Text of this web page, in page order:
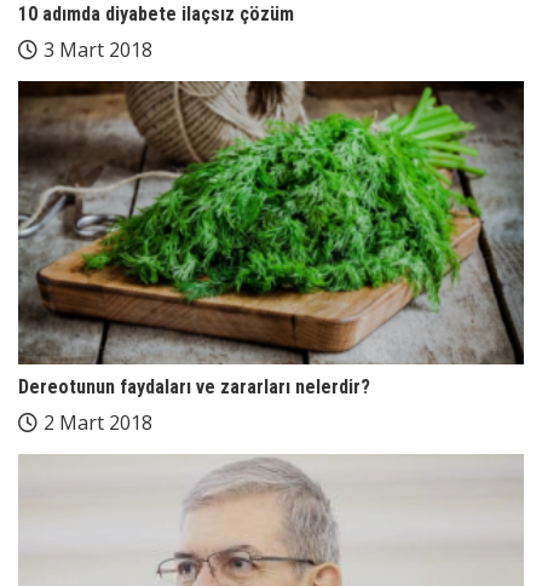
10 adımda diyabete ilaçsız çözüm
3 Mart 2018
Dereotunun faydaları ve zararları nelerdir?
2 Mart 2018